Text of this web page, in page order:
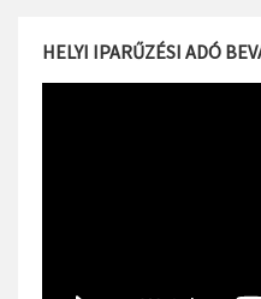
HELYI IPARŰZÉSI ADÓ